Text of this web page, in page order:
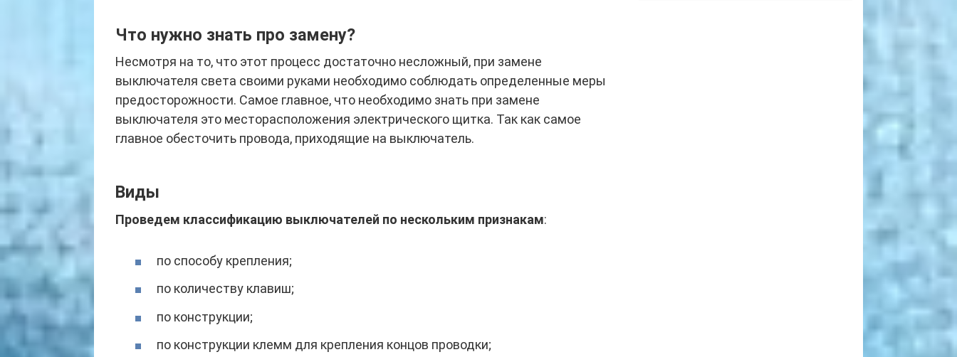
Что нужно знать про замену?
Несмотря на то, что этот процесс достаточно несложный, при замене
выключателя света своими руками необходимо соблюдать определенные меры
предосторожности. Самое главное, что необходимо знать при замене
выключателя это месторасположения электрического щитка. Так как самое
главное обесточить провода, приходящие на выключатель.
Виды
Проведем классификацию выключателей по нескольким признакам:
по способу крепления;
по количеству клавиш;
по конструкции;
по конструкции клемм для крепления концов проводки;